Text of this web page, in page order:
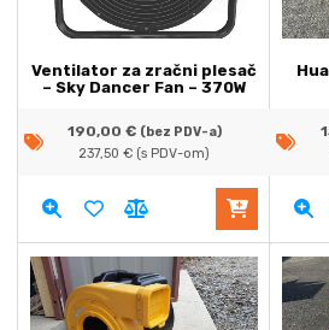
Ventilator za zračni plesač
– Sky Dancer Fan – 370W
190,00 € (bez PDV-a)
237,50 € (s PDV-om)